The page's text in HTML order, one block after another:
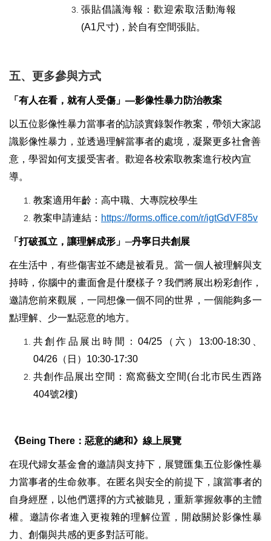
張貼倡議海報：歡迎索取活動海報
(A1尺寸)，於自有空間張貼。
五、更多參與方式
「有人在看，就有人受傷」—影像性暴力防治教案
以五位影像性暴力當事者的訪談實錄製作教案，帶領大家認
識影像性暴力，並透過理解當事者的處境，凝聚更多社會善
意，學習如何支援受害者。歡迎各校索取教案進行校內宣
導。
教案適用年齡：高中職、大專院校學生
教案申請連結： https://forms.office.com/r/igtGdVF85v
「打破孤立，讓理解成形」─丹寧日共創展
在生活中，有些傷害並不總是被看見。當一個人被理解與支
持時，你腦中的畫面會是什麼樣子？我們將展出粉彩創作，
邀請您前來觀展，一同想像一個不同的世界，一個能夠多一
點理解、少一點惡意的地方。
共創作品展出時間： 04/25（六）13:00-18:30、
04/26（日）10:30-17:30
共創作品展出空間： 窩窩藝文空間(台北市民生西路
404號2樓)
《Being There：惡意的總和》線上展覽
在現代婦女基金會的邀請與支持下，展覽匯集五位影像性暴
力當事者的生命敘事。在匿名與安全的前提下，讓當事者的
自身經歷，以他們選擇的方式被聽見，重新掌握敘事的主體
權。邀請你者進入更複雜的理解位置，開啟關於影像性暴
力、創傷與共感的更多對話可能。